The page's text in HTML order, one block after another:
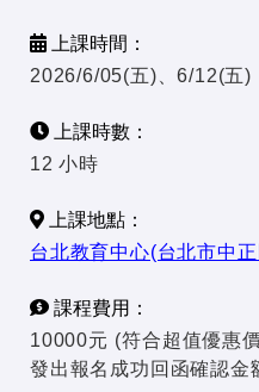
上課時間：
2026/6/05(五)、6/12(五
上課時數：
12 小時
上課地點：
台北教育中心(台北市中
課程費用：
10000元 (符合超值優惠
發出報名成功回函確認金